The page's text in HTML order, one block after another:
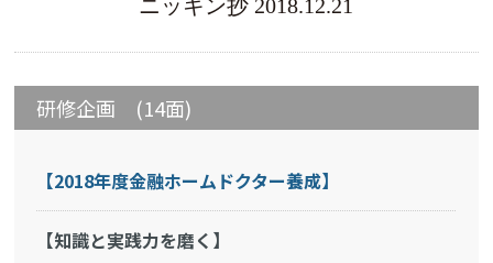
ニッキン抄 2018.12.21
研修企画 (14面)
【2018年度金融ホームドクター養成】
【知識と実践力を磨く】